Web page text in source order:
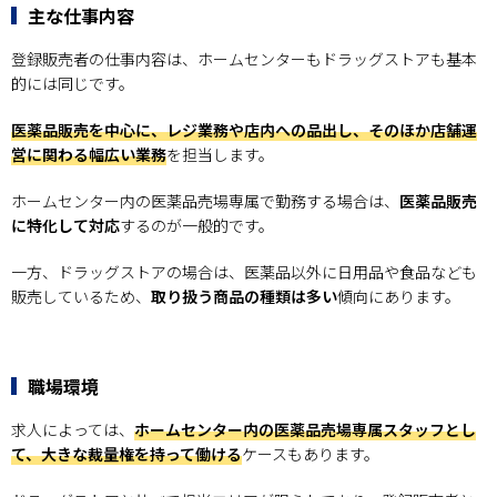
主な仕事内容
登録販売者の仕事内容は、ホームセンターもドラッグストアも基本
的には同じです。
医薬品販売を中心に、レジ業務や店内への品出し、そのほか店舗運
営に関わる幅広い業務を担当します。
ホームセンター内の医薬品売場専属で勤務する場合は、 医薬品販売
に特化して対応するのが一般的です。
一方、ドラッグストアの場合は、医薬品以外に日用品や食品なども
販売しているため、 取り扱う商品の種類は多い傾向にあります。
職場環境
求人によっては、 ホームセンター内の医薬品売場専属スタッフとし
て、大きな裁量権を持って働けるケースもあります。